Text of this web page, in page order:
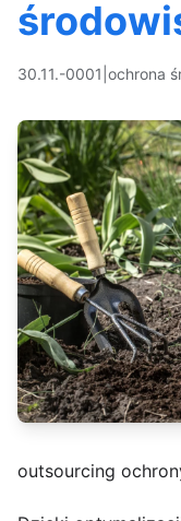
30.11.-0001 ochrona
outsourcing